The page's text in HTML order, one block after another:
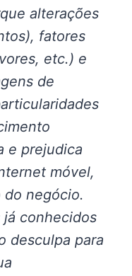
alterações
fatores
etc.) e
de
e prejudica
móvel,
negócio.
conhecidos
desculpa para